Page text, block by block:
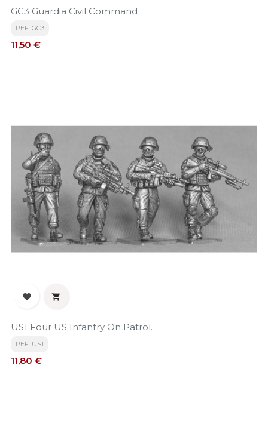
GC3 Guardia Civil Command
REF: GC3
Precio
11,50 €
 
US1 Four US Infantry On Patrol.
REF: US1
Precio
11,80 €